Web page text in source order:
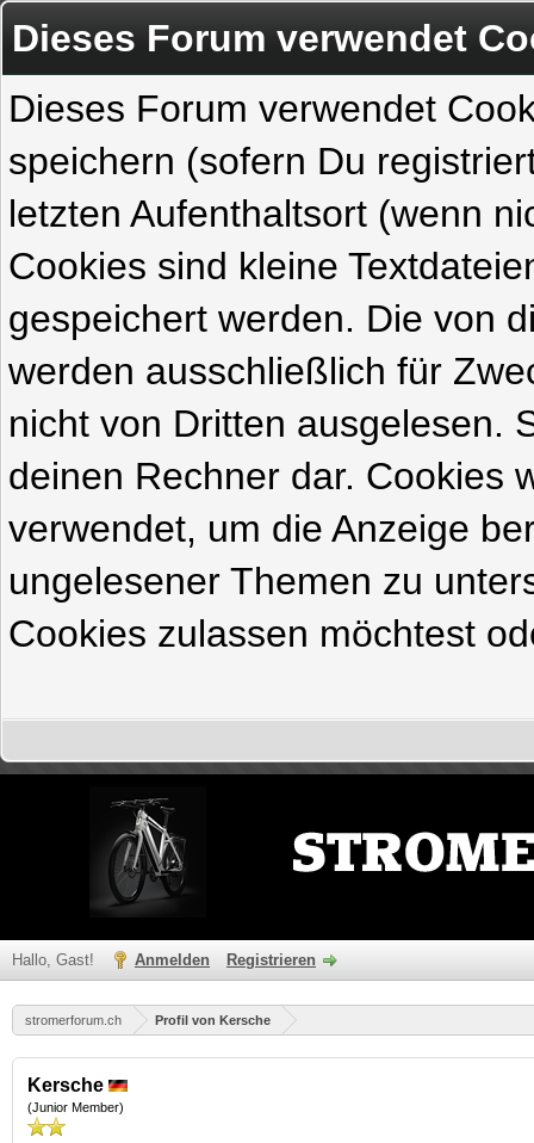
Dieses Forum verwendet
Dieses Forum verwendet
speichern (sofern Du
letzten Aufenthaltsort (wenn
Cookies sind kleine
gespeichert werden. Die von
werden ausschließlich für
nicht von Dritten ausgelesen.
deinen Rechner dar. Cookies
verwendet, um die Anzeige
ungelesener Themen zu
Cookies zulassen möchtest
Hallo, Gast! Anmelden Registrieren
stromerforum.ch Profil von Kersche
Kersche
(Junior Member)